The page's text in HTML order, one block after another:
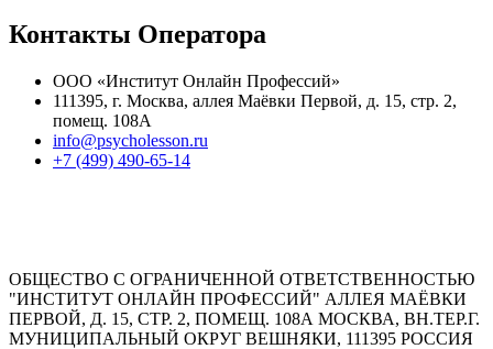
Контакты Оператора
ООО «Институт Онлайн Профессий»
111395, г. Москва, аллея Маёвки Первой, д. 15, стр. 2,
помещ. 108А
info@psycholesson.ru
+7 (499) 490-65-14
ОБЩЕСТВО С ОГРАНИЧЕННОЙ ОТВЕТСТВЕННОСТЬЮ
"ИНСТИТУТ ОНЛАЙН ПРОФЕССИЙ" АЛЛЕЯ МАЁВКИ
ПЕРВОЙ, Д. 15, СТР. 2, ПОМЕЩ. 108А МОСКВА, ВН.ТЕР.Г.
МУНИЦИПАЛЬНЫЙ ОКРУГ ВЕШНЯКИ, 111395 РОССИЯ